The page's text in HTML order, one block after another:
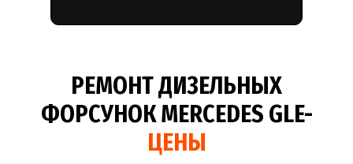
РЕМОНТ ДИЗЕЛЬНЫХ
ФОРСУНОК MERCEDES GLE-
ЦЕНЫ